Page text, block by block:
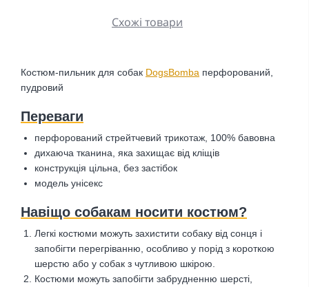
Схожі товари
Костюм-пильник для собак DogsBomba перфорований,
пудровий
Переваги
перфорований стрейтчевий трикотаж, 100% бавовна
дихаюча тканина, яка захищає від кліщів
конструкція цільна, без застібок
модель унісекс
Навіщо собакам носити костюм?
Легкі костюми можуть захистити собаку від сонця і
запобігти перегріванню, особливо у порід з короткою
шерстю або у собак з чутливою шкірою.
Костюми можуть запобігти забрудненню шерсті,